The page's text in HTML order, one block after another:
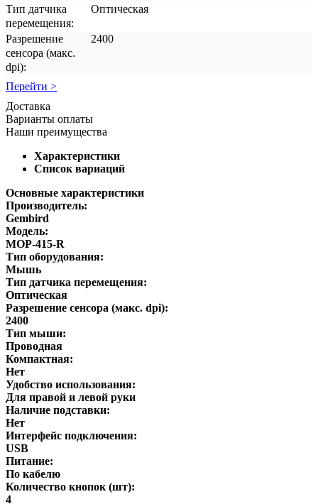
Тип датчика
перемещения:
Оптическая
Разрешение
сенсора (макс.
dpi):
2400
Перейти >
Доставка
Варианты оплаты
Наши преимущества
Характеристики
Список вариаций
Основные характеристики
Производитель:
Gembird
Модель:
MOP-415-R
Тип оборудования:
Мышь
Тип датчика перемещения:
Оптическая
Разрешение сенсора (макс. dpi):
2400
Тип мыши:
Проводная
Компактная:
Нет
Удобство использования:
Для правой и левой руки
Наличие подставки:
Нет
Интерфейс подключения:
USB
Питание:
По кабелю
Количество кнопок (шт):
4